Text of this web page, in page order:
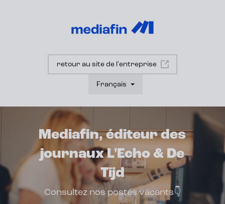
retour au site de l'entreprise
Français
Mediafin, éditeur des
journaux L'Echo & De
Tijd
Consultez nos postes vacants👇